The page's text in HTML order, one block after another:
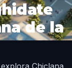
de la
Chiclana